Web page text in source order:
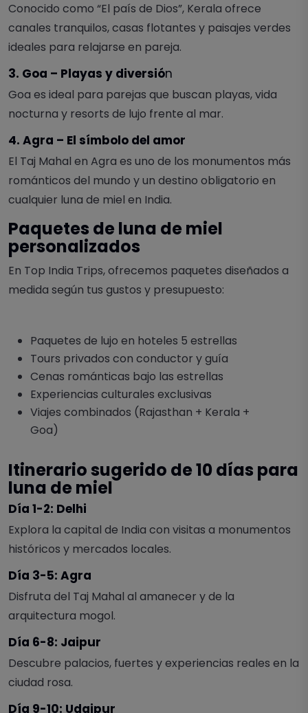
Conocido como “El país de Dios”, Kerala ofrece
canales tranquilos, casas flotantes y paisajes verdes
ideales para relajarse en pareja.
3. Goa – Playas y diversión
Goa es ideal para parejas que buscan playas, vida
nocturna y resorts de lujo frente al mar.
4. Agra – El símbolo del amor
El Taj Mahal en Agra es uno de los monumentos más
románticos del mundo y un destino obligatorio en
cualquier luna de miel en India.
Paquetes de luna de miel
personalizados
En Top India Trips, ofrecemos paquetes diseñados a
medida según tus gustos y presupuesto:
Paquetes de lujo en hoteles 5 estrellas
Tours privados con conductor y guía
Cenas románticas bajo las estrellas
Experiencias culturales exclusivas
Viajes combinados (Rajasthan + Kerala +
Goa)
Itinerario sugerido de 10 días para
luna de miel
Día 1-2: Delhi
Explora la capital de India con visitas a monumentos
históricos y mercados locales.
Día 3-5: Agra
Disfruta del Taj Mahal al amanecer y de la
arquitectura mogol.
Día 6-8: Jaipur
Descubre palacios, fuertes y experiencias reales en la
ciudad rosa.
Día 9-10: Udaipur